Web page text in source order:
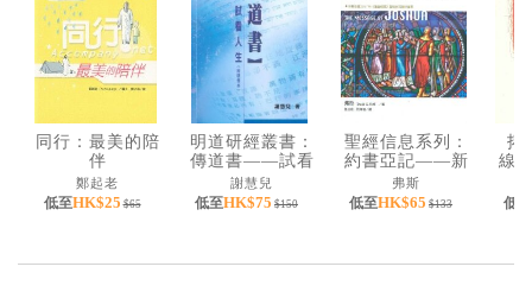
同行：最美的陪
伴
鄭起老
低至HK$25 $65
明道研經叢書：
傳道書——試看
人生（附研習
本）
謝慧兒
低至HK$75 $150
聖經信息系列：
約書亞記——新
的傳奇．新的故
事
弗斯
低至HK$65 $133
拓
線
低至